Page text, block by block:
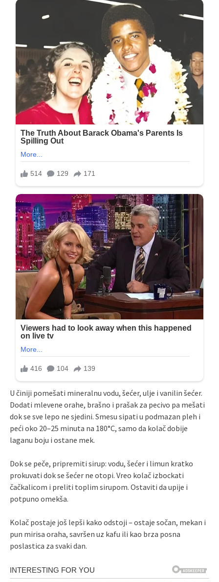
U činiji pomešati mineralnu vodu, šećer, ulje i vanilin šećer.
Dodati mlevene orahe, brašno i prašak za pecivo pa mešati
dok se sve lepo ne sjedini. Smesu sipati u podmazan pleh i
peći oko 20–25 minuta na 180°C, samo da kolač dobije
laganu boju i ostane mek.
Dok se peče, pripremiti sirup: vodu, šećer i limun kratko
prokuvati dok se šećer ne otopi. Vreo kolač izbockati
čačkalicom i preliti toplim sirupom. Ostaviti da upije i
potpuno omekša.
Kolač postaje još lepši kako odstoji – ostaje sočan, mekan i
pun mirisa oraha, savršen uz kafu ili kao brza posna
poslastica za svaki dan.